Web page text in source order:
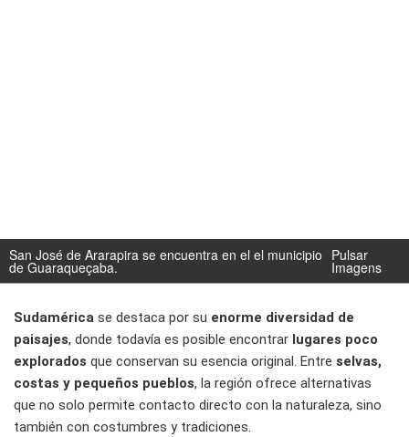
San José de Ararapira se encuentra en el el municipio
de Guaraqueçaba.
Pulsar
Imagens
Sudamérica se destaca por su enorme diversidad de
paisajes, donde todavía es posible encontrar lugares poco
explorados que conservan su esencia original. Entre selvas,
costas y pequeños pueblos, la región ofrece alternativas
que no solo permite contacto directo con la naturaleza, sino
también con costumbres y tradiciones.